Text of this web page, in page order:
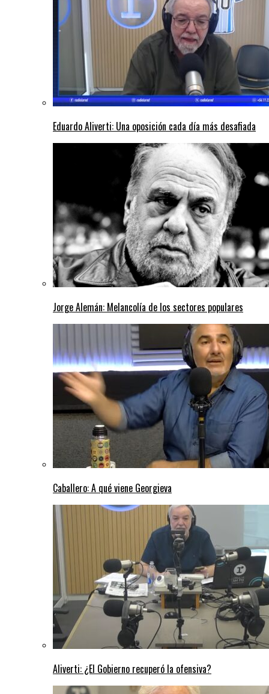
Eduardo Aliverti: Una oposición cada día más desafiada
Jorge Alemán: Melancolía de los sectores populares
Caballero: A qué viene Georgieva
Aliverti: ¿El Gobierno recuperó la ofensiva?